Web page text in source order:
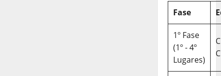
Fase
1º Fase
(1º - 4º
Lugares)
C